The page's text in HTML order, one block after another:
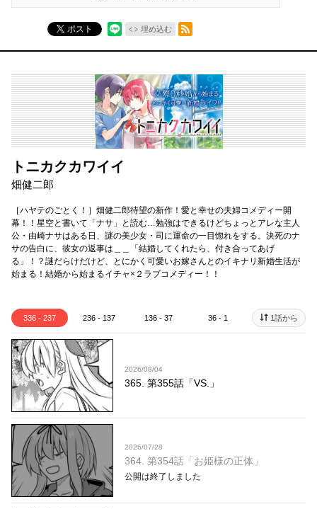
ポスト 埋め込む
RSSフィード
トニカクカワイイ
畑健二郎
［ハヤテのごとく！］畑健二郎待望の新作！愛と幸せの夫婦コメディー開
幕！！星空と書いて「ナサ」と読む…勉強はできるけどちょっとアレな主人
公・由崎ナサはある日、謎の美少女・司に運命の一目惚れをする。決死のナ
サの告白に、彼女の返事は＿＿「結婚してくれたら、付き合ってあげ
る」！？謎だらけだけど、とにかく可愛いお嫁さんとのイキナリ新婚生活が
始まる！結婚から始まるイチャ×２ラブコメディー！！
336 - 237 236 - 137 136 - 37 36 - 1 1話から
2026/08/04
365. 第355話「VS.」
2026/07/28
364. 第354話「お姫様の正体」
公開は終了しました